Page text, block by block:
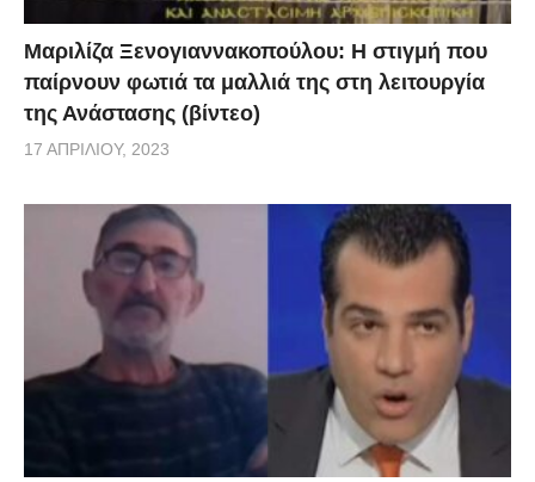
Μαριλίζα Ξενογιαννακοπούλου: Η στιγμή που
παίρνουν φωτιά τα μαλλιά της στη λειτουργία
της Ανάστασης (βίντεο)
17 ΑΠΡΙΛΊΟΥ, 2023